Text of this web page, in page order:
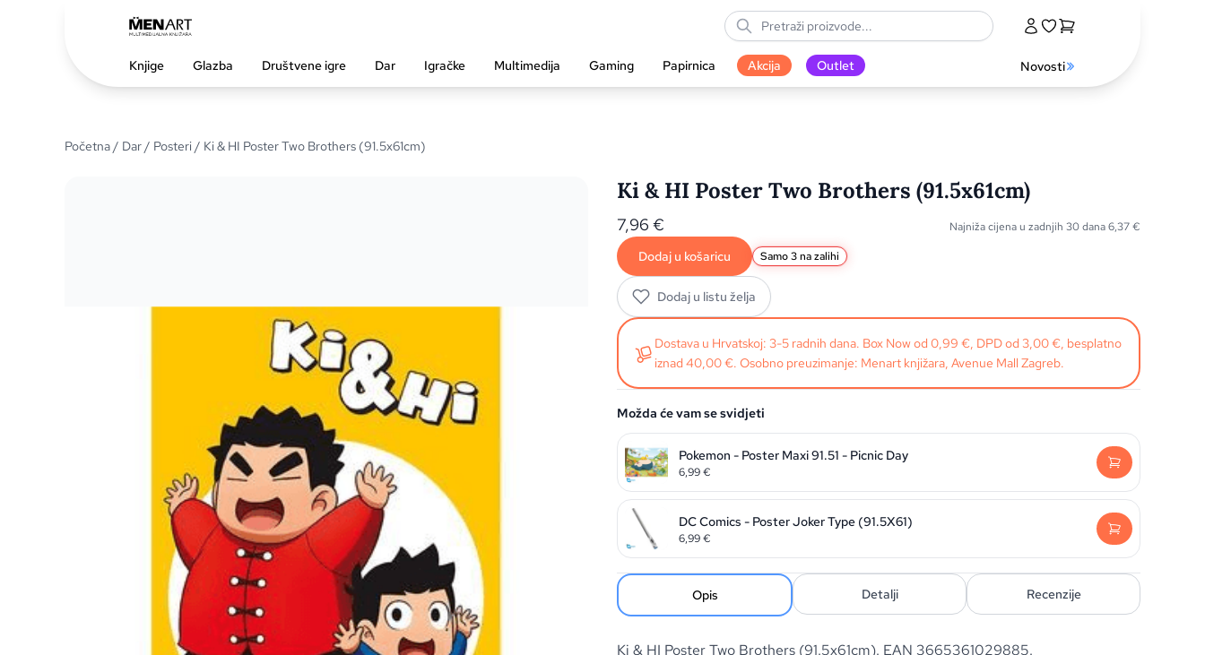
Knjige Glazba Društvene igre Dar Igračke Multimedija Gaming Papirnica Akcija Outlet Novosti
Početna/ Dar/ Posteri/ Ki & HI Poster Two Brothers (91.5x61cm)
Ki & HI Poster Two Brothers (91.5x61cm)
7,96 € Najniža cijena u zadnjih 30 dana6,37€
Dodaj u košaricu Samo 3 na zalihi
Dodaj u listu želja
Dostava u Hrvatskoj: 3-5 radnih dana. Box Now od 0,99 €, DPD od 3,00 €, besplatno
iznad 40,00 €. Osobno preuzimanje: Menart knjižara, Avenue Mall Zagreb.
Možda će vam se svidjeti
Pokemon - Poster Maxi 91.51 - Picnic Day
6,99€
DC Comics - Poster Joker Type (91.5X61)
6,99€
Opis Detalji Recenzije
Ki & HI Poster Two Brothers (91.5x61cm). EAN 3665361029885.